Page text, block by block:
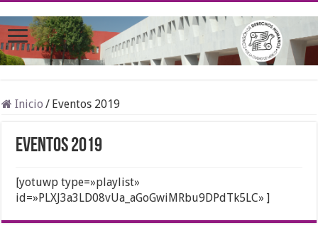
Inicio / Eventos 2019
Eventos 2019
[yotuwp type=»playlist»
id=»PLXJ3a3LD08vUa_aGoGwiMRbu9DPdTk5LC» ]